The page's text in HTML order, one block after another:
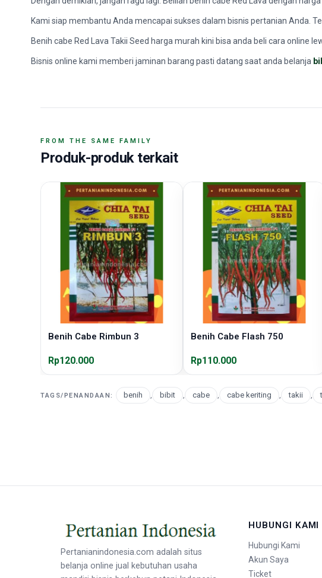
Kami siap membantu Anda mencapai sukses dalam bisnis pertanian Anda.
Benih cabe Red Lava Takii Seed harga murah kini bisa anda beli cara online
Bisnis online kami memberi jaminan barang pasti datang saat anda belanja
FROM THE SAME FAMILY
Produk-produk terkait
Benih Cabe Rimbun 3
Rp120.000
Benih Cabe Flash 750
Rp110.000
TAGS/PENANDAAN: benih , bibit , cabe , cabe keriting , takii ,
Pertanianindonesia.com adalah situs
belanja online jual kebutuhan usaha
HUBUNGI KAMI
Hubungi Kami
Akun Saya
Ticket